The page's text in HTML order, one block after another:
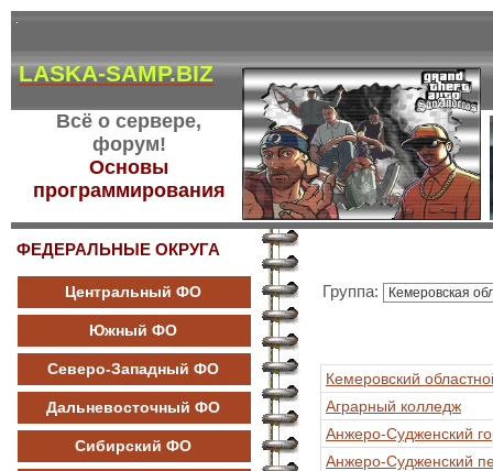
LASKA-SAMP.BIZ
Всё о сервере,
форум!
Основы
программирования
ФЕДЕРАЛЬНЫЕ ОКРУГА
Центральный ФО
Южный ФО
Северо-Западный ФО
Дальневосточный ФО
Сибирский ФО
Группа:
Кемеровский
Аграрный колледж
Анжеро-Судженский
Анжеро-Судженский